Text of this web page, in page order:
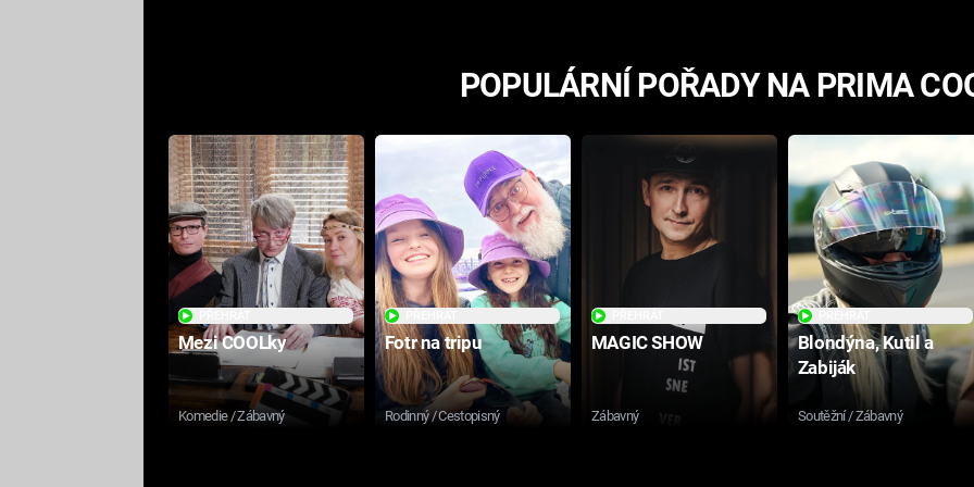
POPULÁRNÍ POŘADY NA PRIMA
Mezi COOLky
Komedie / Zábavný
Fotr na tripu
Rodinný / Cestopisný
MAGIC SHOW
Zábavný
Blondýna, Kutil a
Zabiják
Soutěžní / Zábavný